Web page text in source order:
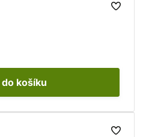
do košíku